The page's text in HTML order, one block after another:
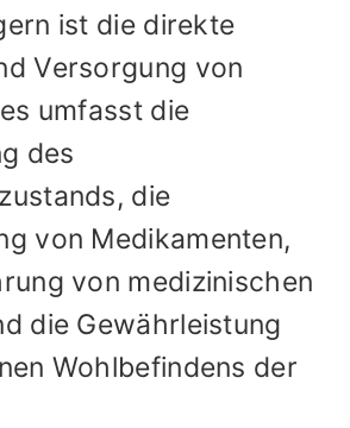
ist die direkte
Versorgung von
umfasst die
des
die
von Medikamenten,
von medizinischen
die Gewährleistung
Wohlbefindens der